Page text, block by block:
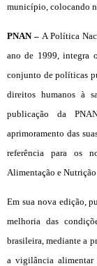
município, colocando
PNAN – A Política
ano de 1999, integra
conjunto de políticas
direitos humanos à
publicação da
aprimoramento das
referência para os
Alimentação e Nutrição
Em sua nova edição,
melhoria das
brasileira, mediante a
a vigilância